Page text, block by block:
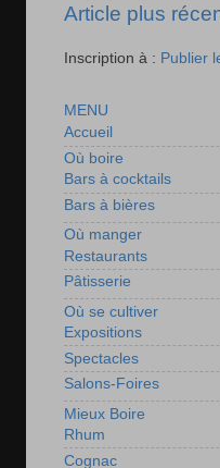
Article plus
Inscription à : Publier
MENU
Accueil
Où boire
Bars à cocktails
Bars à bières
Où manger
Restaurants
Pâtisserie
Où se cultiver
Expositions
Spectacles
Salons-Foires
Mieux Boire
Rhum
Cognac